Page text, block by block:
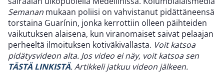
Semanan mukaan poliisi on vahvistanut pidättäneensä
torstaina Guarínin, jonka kerrottiin olleen päihteiden
vaikutuksen alaisena, kun viranomaiset saivat pelaajan
perheeltä ilmoituksen kotiväkivallasta. Voit katsoa
pidätysvideon alta. Jos video ei näy, voit katsoa sen
TÄSTÄ LINKISTÄ.Artikkeli jatkuu videon jälkeen.